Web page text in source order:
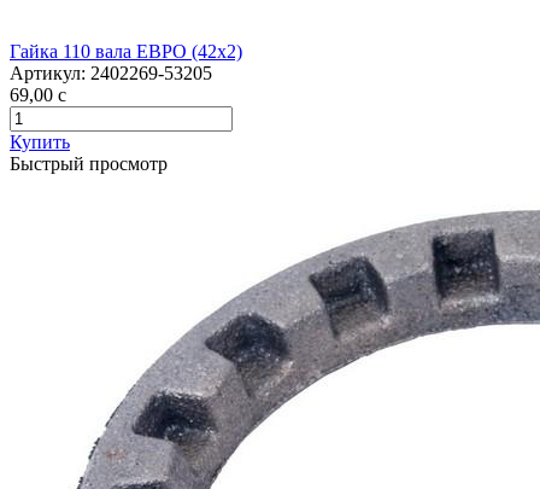
Гайка 110 вала ЕВРО (42х2)
Артикул: 2402269-53205
69,00 c
Купить
Быстрый просмотр